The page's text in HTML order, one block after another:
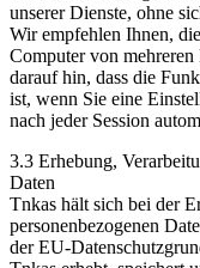
unserer Dienste, ohne
Wir empfehlen Ihnen,
Computer von
darauf hin, dass die
ist, wenn Sie eine
nach jeder Session
3.3 Erhebung,
Daten
Tnkas hält sich bei der
personenbezogenen
der EU-